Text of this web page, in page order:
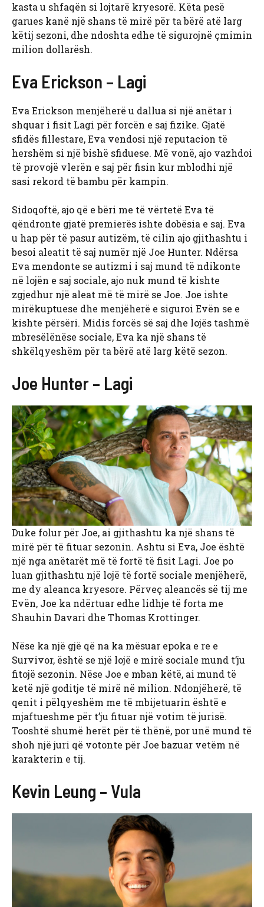
kasta u shfaqën si lojtarë kryesorë. Këta pesë
garues kanë një shans të mirë për ta bërë atë larg
këtij sezoni, dhe ndoshta edhe të sigurojnë çmimin
milion dollarësh.
Eva Erickson – Lagi
Eva Erickson menjëherë u dallua si një anëtar i
shquar i fisit Lagi për forcën e saj fizike. Gjatë
sfidës fillestare, Eva vendosi një reputacion të
hershëm si një bishë sfiduese. Më vonë, ajo vazhdoi
të provojë vlerën e saj për fisin kur mblodhi një
sasi rekord të bambu për kampin.
Sidoqoftë, ajo që e bëri me të vërtetë Eva të
qëndronte gjatë premierës ishte dobësia e saj. Eva
u hap për të pasur autizëm, të cilin ajo gjithashtu i
besoi aleatit të saj numër një Joe Hunter. Ndërsa
Eva mendonte se autizmi i saj mund të ndikonte
në lojën e saj sociale, ajo nuk mund të kishte
zgjedhur një aleat më të mirë se Joe. Joe ishte
mirëkuptuese dhe menjëherë e siguroi Evën se e
kishte përsëri. Midis forcës së saj dhe lojës tashmë
mbresëlënëse sociale, Eva ka një shans të
shkëlqyeshëm për ta bërë atë larg këtë sezon.
Joe Hunter – Lagi
Duke folur për Joe, ai gjithashtu ka një shans të
mirë për të fituar sezonin. Ashtu si Eva, Joe është
një nga anëtarët më të fortë të fisit Lagi. Joe po
luan gjithashtu një lojë të fortë sociale menjëherë,
me dy aleanca kryesore. Përveç aleancës së tij me
Evën, Joe ka ndërtuar edhe lidhje të forta me
Shauhin Davari dhe Thomas Krottinger.
Nëse ka një gjë që na ka mësuar epoka e re e
Survivor, është se një lojë e mirë sociale mund t’ju
fitojë sezonin. Nëse Joe e mban këtë, ai mund të
ketë një goditje të mirë në milion. Ndonjëherë, të
qenit i pëlqyeshëm me të mbijetuarin është e
mjaftueshme për t’ju fituar një votim të jurisë.
Tooshtë shumë herët për të thënë, por unë mund të
shoh një juri që votonte për Joe bazuar vetëm në
karakterin e tij.
Kevin Leung – Vula